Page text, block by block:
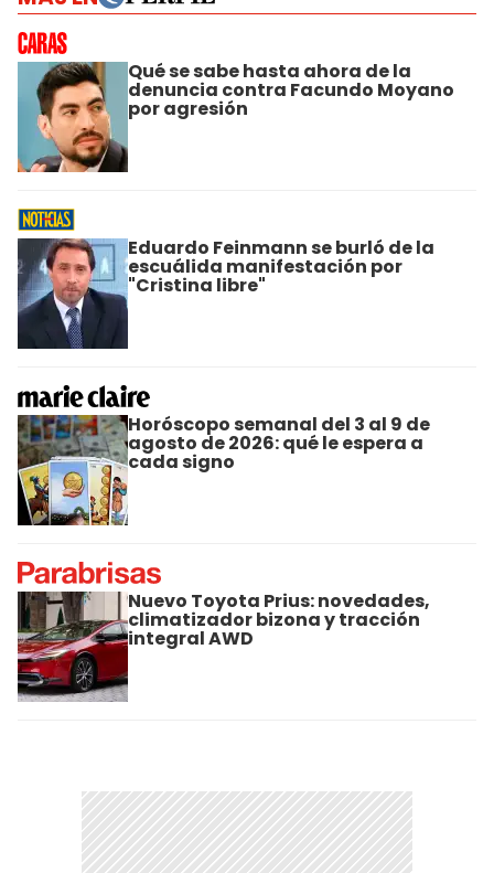
Qué se sabe hasta ahora de la
denuncia contra Facundo Moyano
por agresión
Eduardo Feinmann se burló de la
escuálida manifestación por
"Cristina libre"
Horóscopo semanal del 3 al 9 de
agosto de 2026: qué le espera a
cada signo
Nuevo Toyota Prius: novedades,
climatizador bizona y tracción
integral AWD